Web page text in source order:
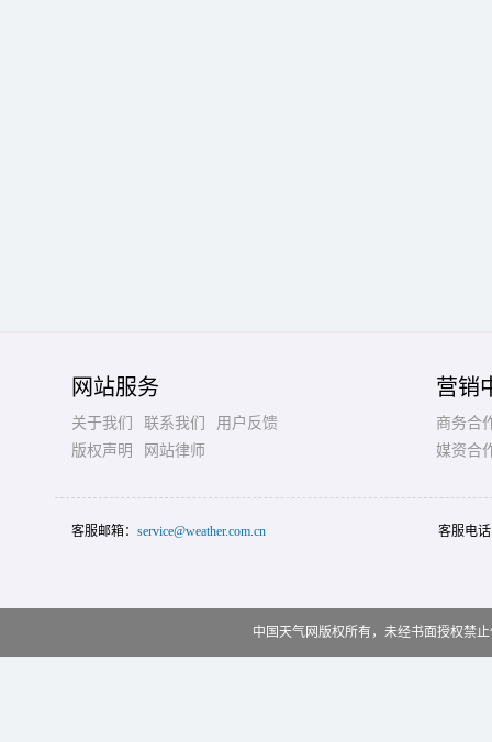
网站服务
关于我们 联系我们
用户反馈
版权声明
网站律师
营销
商务合
媒资合
客服邮箱： service@weather.com.cn 客服电
中国天气网版权所有，未经书面授权